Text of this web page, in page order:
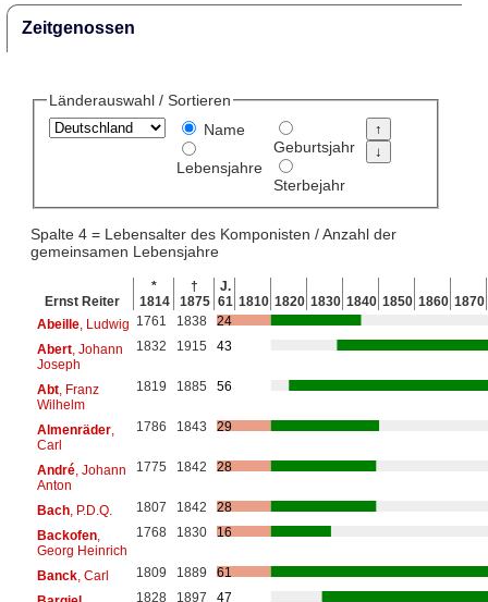
Zeitgenossen
Länderauswahl / Sortieren
Name
Lebensjahre
Geburtsjahr
Sterbejahr
Spalte 4 = Lebensalter des Komponisten / Anzahl der
gemeinsamen Lebensjahre
Ernst Reiter
*
1814
†
1875
J.
61 1810 1820 1830 1840 1850 1860 1870
Abeille, Ludwig 1761 1838
24
Abert, Johann
Joseph
1832 1915 43
Abt, Franz
Wilhelm
1819 1885 56
Almenräder,
Carl
1786 1843 29
André, Johann
Anton
1775 1842 28
Bach, P.D.Q. 1807 1842
28
Backofen,
Georg Heinrich
1768 1830 16
Banck, Carl 1809 1889
61
1828 1897 47